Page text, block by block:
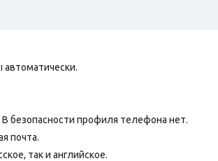
автоматически.
безопасности профиля телефона нет.
почта.
так и английское.